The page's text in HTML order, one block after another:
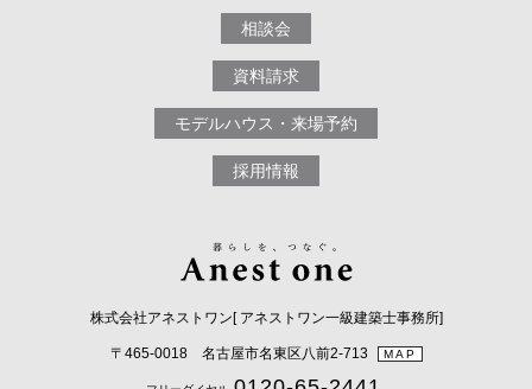
相談会
資料請求
モデルハウス・来場予約
採用情報
株式会社アネストワン[ アネストワン一級建築士事務所]
〒465-0018 名古屋市名東区八前2-713 MAP